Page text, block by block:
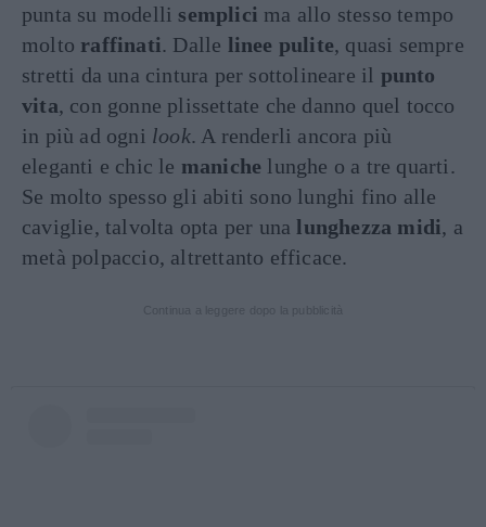
punta su modelli semplici ma allo stesso tempo
molto raffinati. Dalle linee pulite, quasi sempre
stretti da una cintura per sottolineare il punto
vita, con gonne plissettate che danno quel tocco
in più ad ogni look. A renderli ancora più
eleganti e chic le maniche lunghe o a tre quarti.
Se molto spesso gli abiti sono lunghi fino alle
caviglie, talvolta opta per una lunghezza midi, a
metà polpaccio, altrettanto efficace.